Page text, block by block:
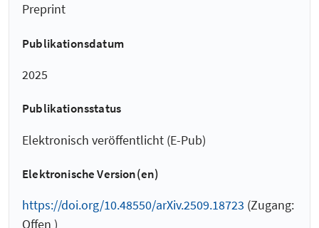
Preprint
Publikationsdatum
2025
Publikationsstatus
Elektronisch veröffentlicht (E-Pub)
Elektronische Version(en)
https://doi.org/10.48550/arXiv.2509.18723 (Zugang:
Offen )